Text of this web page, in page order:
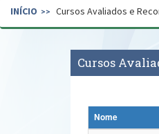
Secretaria de Governo
INÍCIO Cursos Avaliados e
Cursos
Nome